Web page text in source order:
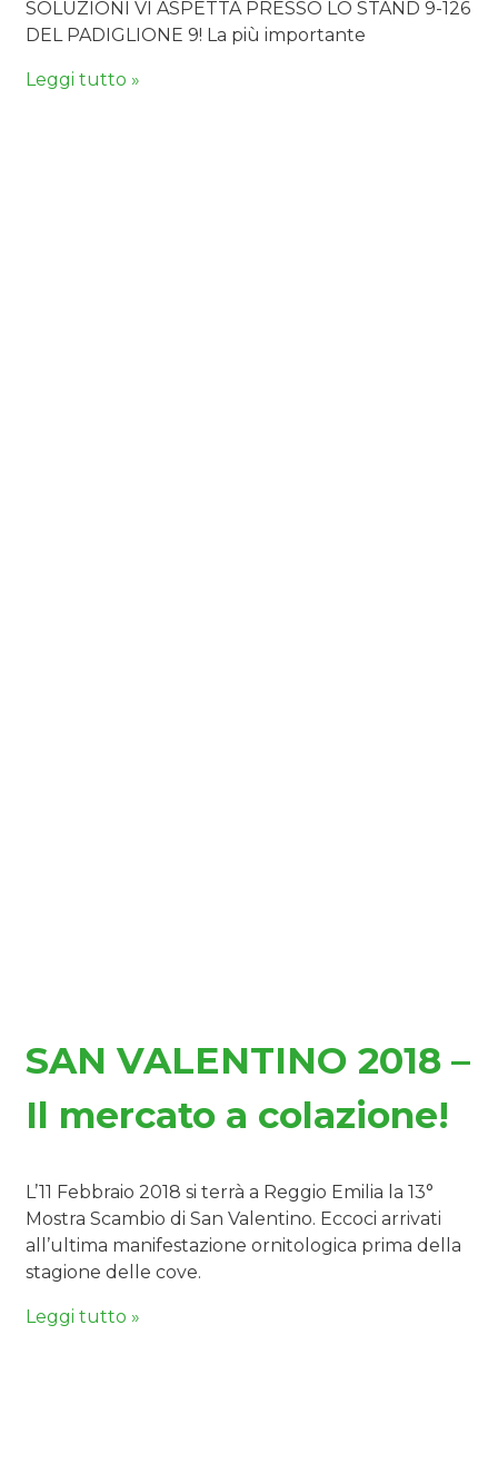
SOLUZIONI VI ASPETTA PRESSO LO STAND 9-126
DEL PADIGLIONE 9! La più importante
Leggi tutto »
SAN VALENTINO 2018 –
Il mercato a colazione!
L’11 Febbraio 2018 si terrà a Reggio Emilia la 13°
Mostra Scambio di San Valentino. Eccoci arrivati
all’ultima manifestazione ornitologica prima della
stagione delle cove.
Leggi tutto »